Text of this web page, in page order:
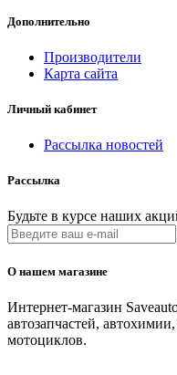
Дополнительно
Производители
Карта сайта
Личный кабинет
Рассылка новостей
Рассылка
Будьте в курсе наших
О нашем магазине
Интернет-магазин
автозапчастей,
мотоциклов.